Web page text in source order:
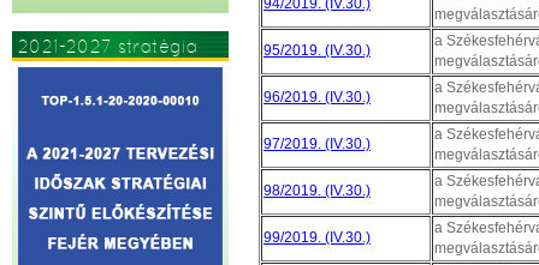
2021-2027 stratégia
94/2019. (IV.30.)
95/2019. (IV.30.)
a
96/2019. (IV.30.)
a
97/2019. (IV.30.)
a
98/2019. (IV.30.)
a
99/2019. (IV.30.)
a